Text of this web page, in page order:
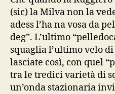
(sic) la Milva non la
adess l’ha na vosa da
deg”. L’ultimo
squaglia l’ultimo velo
lasciate così, con quel
tra le tredici varietà di
un’onda stazionaria